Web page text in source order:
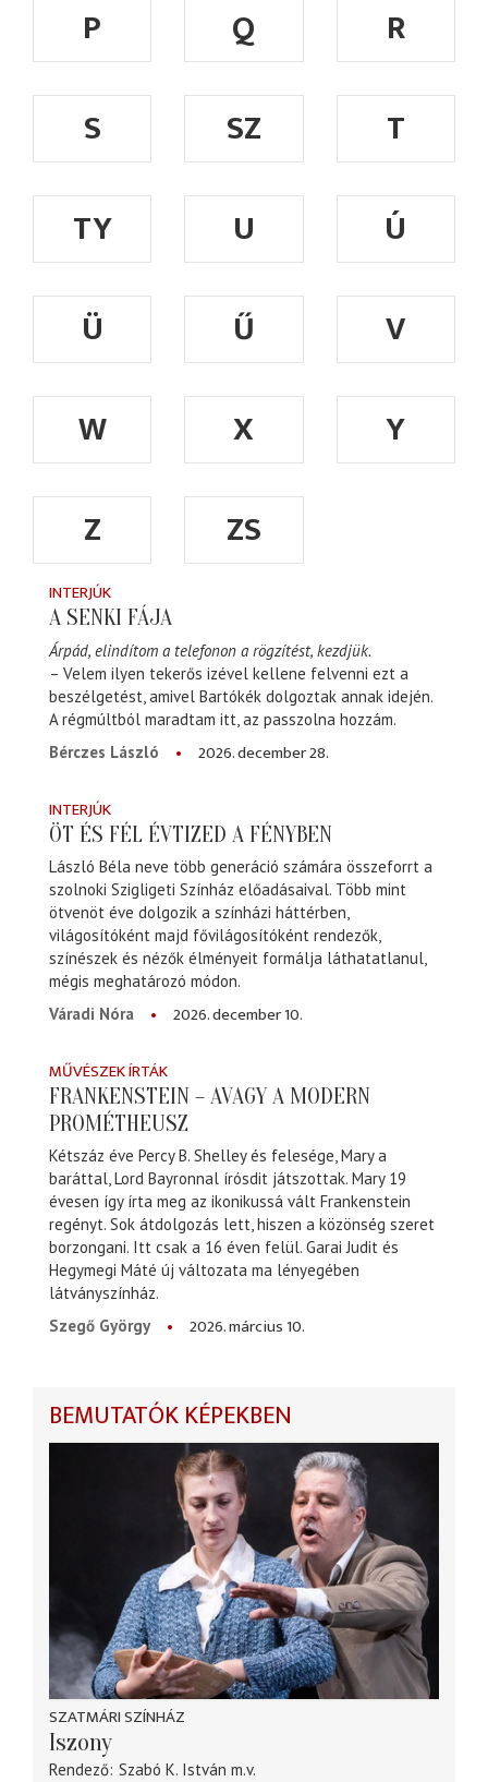
P
Q
R
S
SZ
T
TY
U
Ú
Ü
Ű
V
W
X
Y
Z
ZS
INTERJÚK
A SENKI FÁJA
Árpád, elindítom a telefonon a rögzítést, kezdjük.
– Velem ilyen tekerős izével kellene felvenni ezt a
beszélgetést, amivel Bartókék dolgoztak annak idején.
A régmúltból maradtam itt, az passzolna hozzám.
Bérczes László
2026. december 28.
INTERJÚK
ÖT ÉS FÉL ÉVTIZED A FÉNYBEN
László Béla neve több generáció számára összeforrt a
szolnoki Szigligeti Színház előadásaival. Több mint
ötvenöt éve dolgozik a színházi háttérben,
világosítóként majd fővilágosítóként rendezők,
színészek és nézők élményeit formálja láthatatlanul,
mégis meghatározó módon.
Váradi Nóra
2026. december 10.
MŰVÉSZEK ÍRTÁK
FRANKENSTEIN – AVAGY A MODERN
PROMÉTHEUSZ
Kétszáz éve Percy B. Shelley és felesége, Mary a
baráttal, Lord Bayronnal írósdit játszottak. Mary 19
évesen így írta meg az ikonikussá vált Frankenstein
regényt. Sok átdolgozás lett, hiszen a közönség szeret
borzongani. Itt csak a 16 éven felül. Garai Judit és
Hegymegi Máté új változata ma lényegében
látványszínház.
Szegő György
2026. március 10.
BEMUTATÓK KÉPEKBEN
SZATMÁRI SZÍNHÁZ
Iszony
Rendező Szabó K. István m.v.